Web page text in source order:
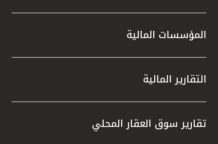
المؤسسات المالية
التقارير المالية
تقارير سوق العقار المحلي